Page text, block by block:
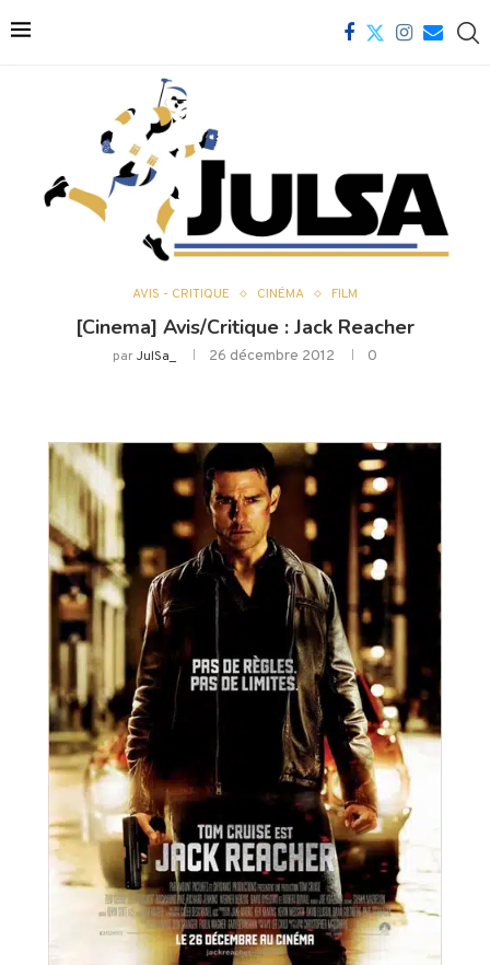
AVIS - CRITIQUE CINÉMA FILM
[Cinema] Avis/Critique : Jack Reacher
parJulSa_ 26 décembre 2012 0